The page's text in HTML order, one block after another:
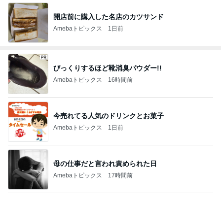
開店前に購入した名店のカツサンド
Amebaトピックス 1日前
びっくりするほど靴消臭パウダー!!
Amebaトピックス 16時間前
今売れてる人気のドリンクとお菓子
Amebaトピックス 1日前
母の仕事だと言われ責められた日
Amebaトピックス 17時間前